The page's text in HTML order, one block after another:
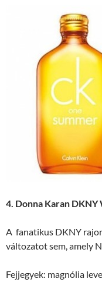
4. Donna Karan
A fanatikus DKNY
változatot sem, amely
Fejjegyek: magnólia